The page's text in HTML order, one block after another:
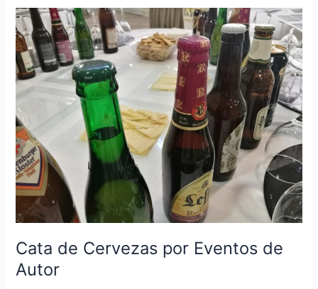
en
toda
España
Cata de Cervezas por Eventos de
Autor